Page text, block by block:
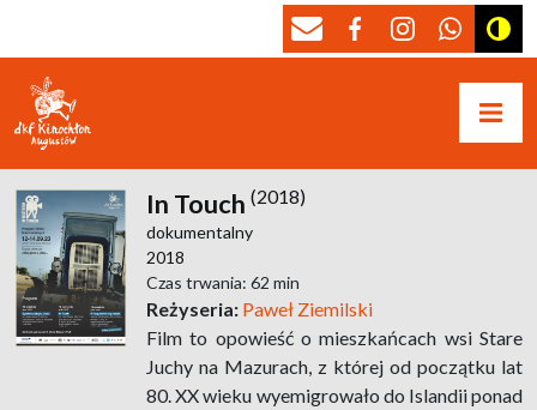
In Touch (2018)
dokumentalny
2018
Czas trwania: 62 min
Reżyseria: Paweł Ziemilski
Film to opowieść o mieszkańcach wsi Stare
Juchy na Mazurach, z której od początku lat
80. XX wieku wyemigrowało do Islandii ponad